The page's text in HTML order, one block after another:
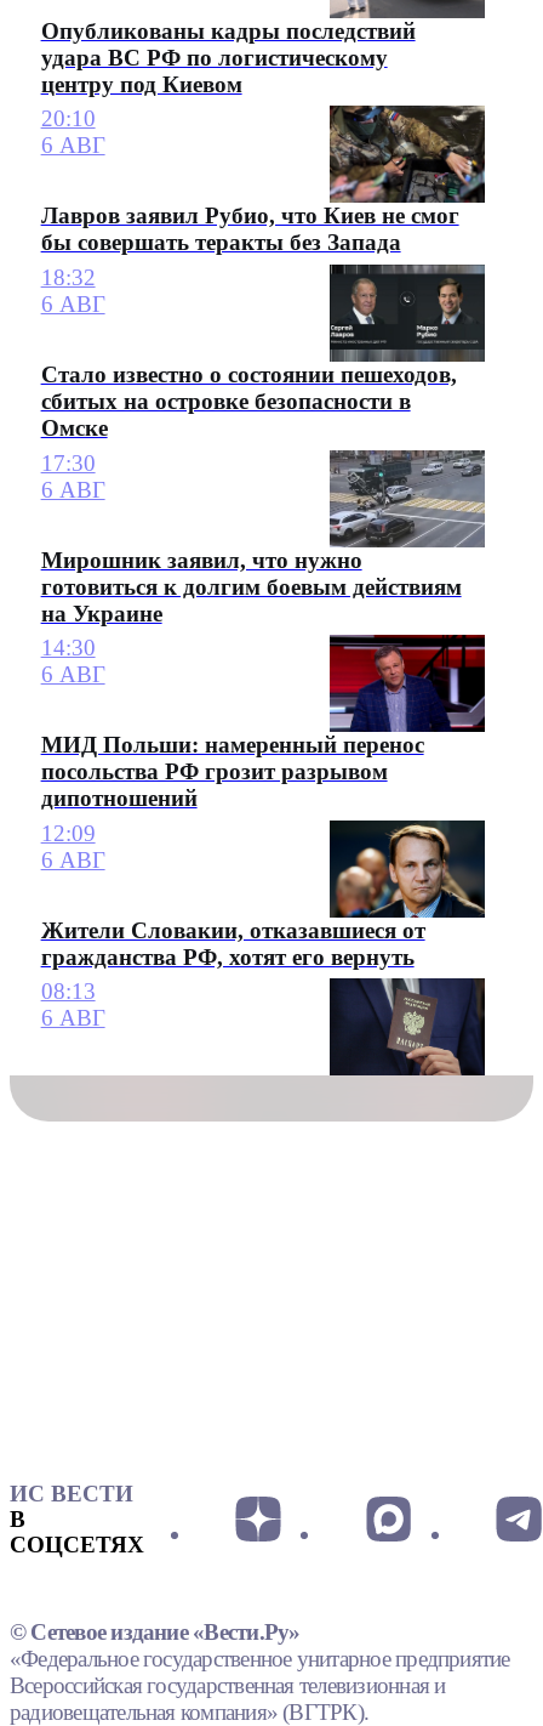
Опубликованы кадры последствий
удара ВС РФ по логистическому
центру под Киевом
20:10
6 АВГ
Лавров заявил Рубио, что Киев не смог
бы совершать теракты без Запада
18:32
6 АВГ
Стало известно о состоянии пешеходов,
сбитых на островке безопасности в
Омске
17:30
6 АВГ
Мирошник заявил, что нужно
готовиться к долгим боевым действиям
на Украине
14:30
6 АВГ
МИД Польши: намеренный перенос
посольства РФ грозит разрывом
дипотношений
12:09
6 АВГ
Жители Словакии, отказавшиеся от
гражданства РФ, хотят его вернуть
08:13
6 АВГ
ИС ВЕСТИ
В
СОЦСЕТЯХ
© Сетевое издание «Вести.Ру»
«Федеральное государственное унитарное предприятие
Всероссийская государственная телевизионная и
радиовещательная компания» (ВГТРК).